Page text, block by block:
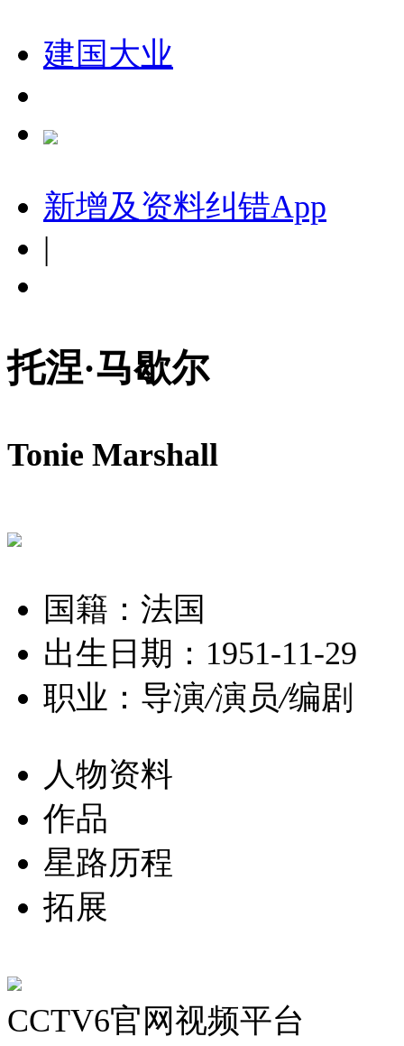
建国大业
新增及资料纠错App
|
托涅·马歇尔
Tonie Marshall
国籍：法国
出生日期：1951-11-29
职业：导演/演员/编剧
人物资料
作品
星路历程
拓展
CCTV6官网视频平台